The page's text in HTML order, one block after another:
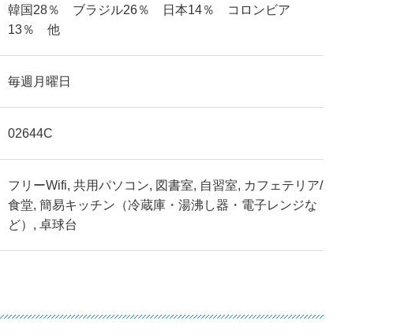
韓国28％ ブラジル26％ 日本14％ コロンビア
13％ 他
毎週月曜日
02644C
フリーWifi, 共用パソコン, 図書室, 自習室, カフェテリア/
食堂, 簡易キッチン（冷蔵庫・湯沸し器・電子レンジな
ど）, 卓球台